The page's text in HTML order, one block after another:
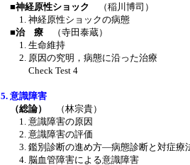
■神経原性ショック （稲川博司）
1. 神経原性ショックの病態
■治 療 （寺田泰蔵）
1. 生命維持
2. 原因の究明，病態に沿った治療
Check Test 4
5. 意識障害
（総論）
（林宗貴）
1. 意識障害の原因
2. 意識障害の評価
3. 鑑別診断の進め方―病態診断と対症療
4. 脳血管障害による意識障害